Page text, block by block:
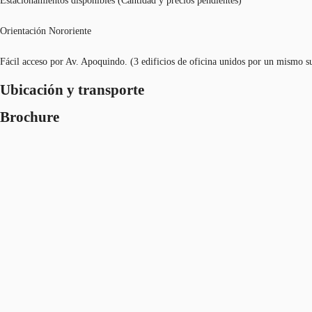
Orientación Nororiente
Fácil acceso por Av. Apoquindo. (3 edificios de oficina unidos por un mismo
Ubicación y transporte
Brochure